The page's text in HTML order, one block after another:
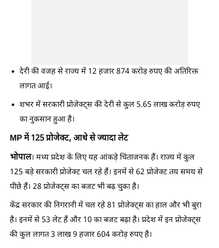
देरी की वजह से राज्य में 12 हजार 874 करोड़ रुपए की अतिरिक्त
लागत आई।
शभर में सरकारी प्रोजेक्ट्स की देरी से कुल 5.65 लाख करोड़ रुपए
का नुकसान हुआ है।
MP में 125 प्रोजेक्ट, आधे से ज्यादा लेट
भोपाल। मध्य प्रदेश के लिए यह आंकड़े चिंताजनक हैं। राज्य में कुल
125 बड़े सरकारी प्रोजेक्ट चल रहे हैं। इनमें से 62 प्रोजेक्ट तय समय से
पीछे हैं। 28 प्रोजेक्ट्स का बजट भी बढ़ चुका है।
केंद्र सरकार की निगरानी में चल रहे 81 प्रोजेक्ट्स का हाल और भी बुरा
है। इनमें से 53 लेट हैं और 10 का बजट बढ़ा है। प्रदेश में इन प्रोजेक्ट्स
की कुल लागत 3 लाख 9 हजार 604 करोड़ रुपए है।